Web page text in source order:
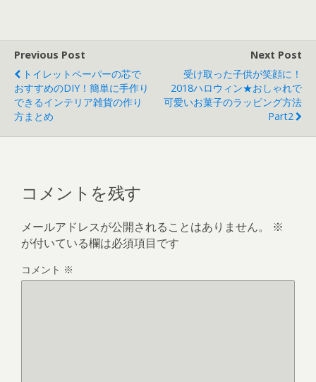
Previous Post
トイレットペーパーの芯で
おすすめのDIY！簡単に手作り
できるインテリア雑貨の作り
方まとめ
Next Post
受け取った子供が笑顔に！
2018ハロウィン★おしゃれで
可愛いお菓子のラッピング方法
Part2
コメントを残す
メールアドレスが公開されることはありません。
※
が付いている欄は必須項目です
コメント ※